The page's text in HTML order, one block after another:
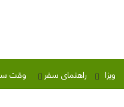
ویزا راهنمای سفر وقت